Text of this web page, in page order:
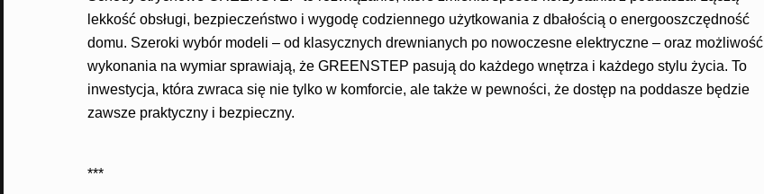
lekkość obsługi, bezpieczeństwo i wygodę codziennego użytkowania z dbałością o energooszczędność
domu. Szeroki wybór modeli – od klasycznych drewnianych po nowoczesne elektryczne – oraz możliwość
wykonania na wymiar sprawiają, że GREENSTEP pasują do każdego wnętrza i każdego stylu życia. To
inwestycja, która zwraca się nie tylko w komforcie, ale także w pewności, że dostęp na poddasze będzie
zawsze praktyczny i bezpieczny.
***